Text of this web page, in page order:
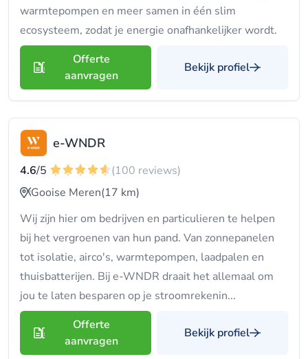
warmtepompen en meer samen in één slim
ecosysteem, zodat je energie onafhankelijker wordt.
Offerte
aanvragen
Bekijk profiel
e-WNDR
4.6/5
(100 reviews)
Gooise Meren(17 km)
Wij zijn hier om bedrijven en particulieren te helpen
bij het vergroenen van hun pand. Van zonnepanelen
tot isolatie, airco's, warmtepompen, laadpalen en
thuisbatterijen. Bij e-WNDR draait het allemaal om
jou te laten besparen op je stroomrekenin...
Offerte
aanvragen
Bekijk profiel